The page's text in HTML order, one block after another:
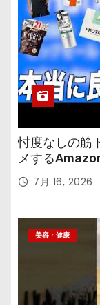
忖度なしの筋
メする
の 7月 16, 2026
美容・健康